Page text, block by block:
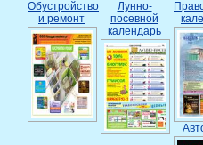
Обустройство
и ремонт
Лунно-
посевной
календарь